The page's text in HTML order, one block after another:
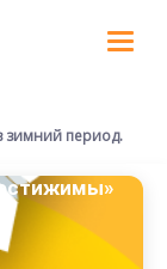
зимний период.